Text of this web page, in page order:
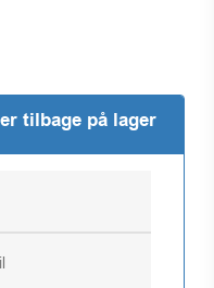
tilbage på lager